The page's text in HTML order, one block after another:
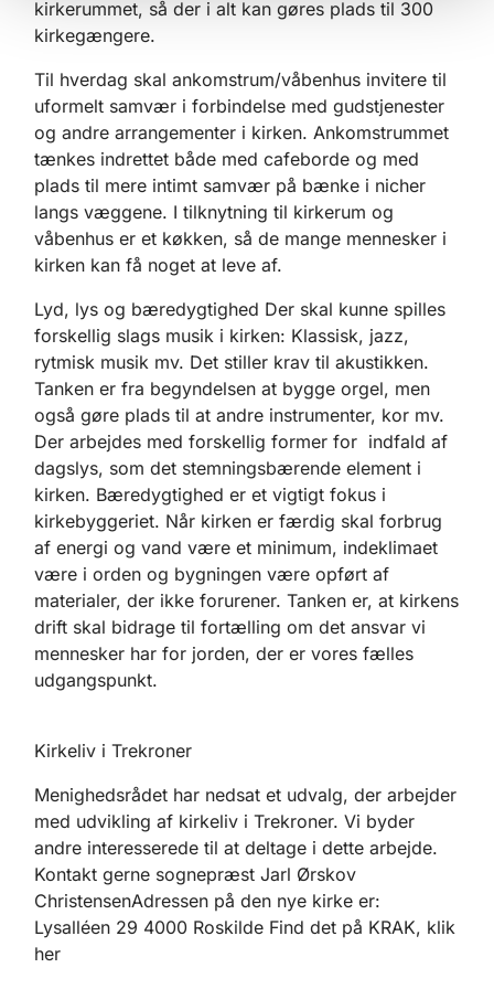
kirkerummet, så der i alt kan gøres plads til 300
kirkegængere.
Til hverdag skal ankomstrum/våbenhus invitere til
uformelt samvær i forbindelse med gudstjenester
og andre arrangementer i kirken. Ankomstrummet
tænkes indrettet både med cafeborde og med
plads til mere intimt samvær på bænke i nicher
langs væggene. I tilknytning til kirkerum og
våbenhus er et køkken, så de mange mennesker i
kirken kan få noget at leve af.
Lyd, lys og bæredygtighed Der skal kunne spilles
forskellig slags musik i kirken: Klassisk, jazz,
rytmisk musik mv. Det stiller krav til akustikken.
Tanken er fra begyndelsen at bygge orgel, men
også gøre plads til at andre instrumenter, kor mv.
Der arbejdes med forskellig former for indfald af
dagslys, som det stemningsbærende element i
kirken. Bæredygtighed er et vigtigt fokus i
kirkebyggeriet. Når kirken er færdig skal forbrug
af energi og vand være et minimum, indeklimaet
være i orden og bygningen være opført af
materialer, der ikke forurener. Tanken er, at kirkens
drift skal bidrage til fortælling om det ansvar vi
mennesker har for jorden, der er vores fælles
udgangspunkt.
Kirkeliv i Trekroner
Menighedsrådet har nedsat et udvalg, der arbejder
med udvikling af kirkeliv i Trekroner. Vi byder
andre interesserede til at deltage i dette arbejde.
Kontakt gerne sognepræst Jarl Ørskov
ChristensenAdressen på den nye kirke er:
Lysalléen 29 4000 Roskilde Find det på KRAK, klik
her